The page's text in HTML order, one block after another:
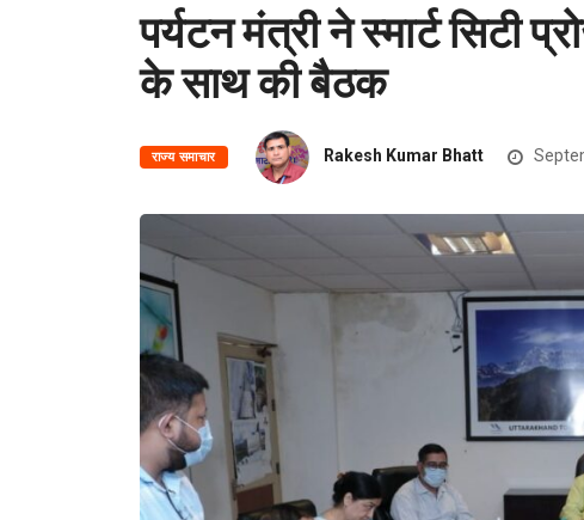
पर्यटन मंत्री ने स्मार्ट सिटी
के साथ की बैठक
राज्य समाचार Rakesh Kumar Bhatt